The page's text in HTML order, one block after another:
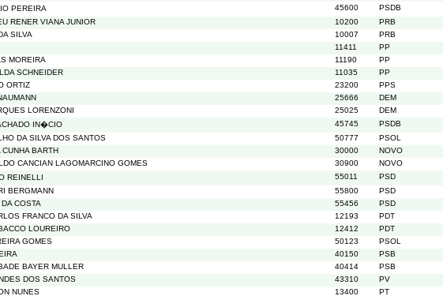
PEREIRA 45600 PSDB
RENER VIANA JUNIOR 10200 PRB
SILVA 10007 PRB
11411 PP
MOREIRA 11190 PP
SCHNEIDER 11035 PP
ORTIZ 23200 PPS
25666 DEM
LORENZONI 25025 DEM
IN�CIO 45745 PSDB
DA SILVA DOS SANTOS 50777 PSOL
CUNHA BARTH 30000 NOVO
CANCIAN LAGOMARCINO GOMES 30900 NOVO
REINELLI 55011 PSD
BERGMANN 55800 PSD
COSTA 55456 PSD
FRANCO DA SILVA 12193 PDT
LOUREIRO 12412 PDT
GOMES 50123 PSOL
40150 PSB
BAYER MULLER 40414 PSB
DOS SANTOS 43310 PV
NUNES 13400 PT